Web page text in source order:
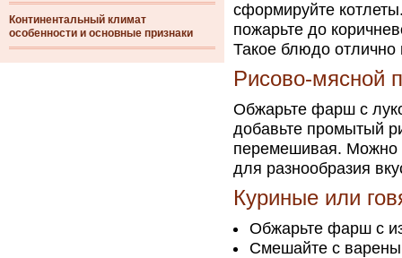
Континентальный климат
особенности и основные признаки
сформируйте
пожарьте до
Такое блюдо отлично
Рисово-мясной
Обжарьте фарш с
добавьте промытый
перемешивая. Можно
для разнообразия
Куриные или
Обжарьте фарш с
Смешайте с